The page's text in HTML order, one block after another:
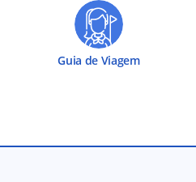
Guia de Viagem